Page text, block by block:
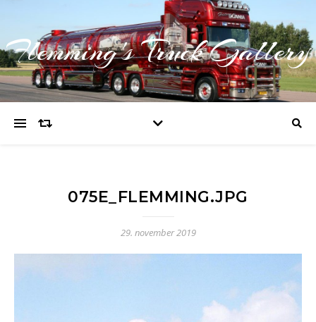
Flemming's Truck Gallery
075E_FLEMMING.JPG
29. november 2019